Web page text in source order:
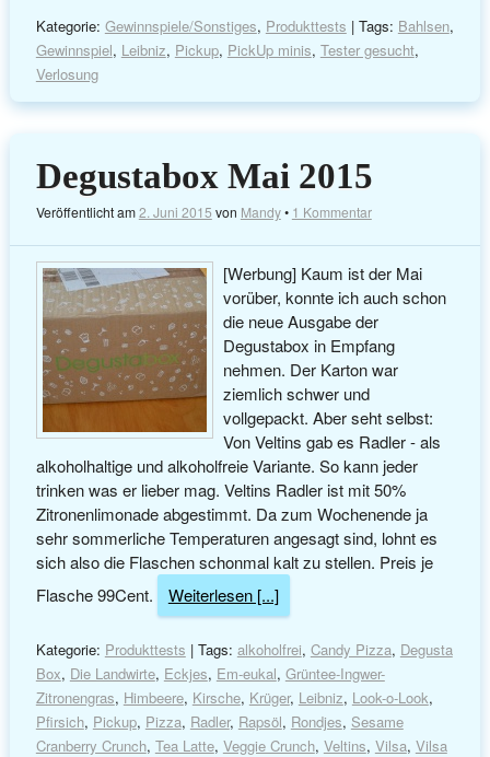
Kategorie: Gewinnspiele/Sonstiges, Produkttests | Tags: Bahlsen,
Gewinnspiel, Leibniz, Pickup, PickUp minis, Tester gesucht,
Verlosung
Degustabox Mai 2015
Veröffentlicht am2. Juni 2015 von Mandy• 1 Kommentar
[Werbung] Kaum ist der Mai
vorüber, konnte ich auch schon
die neue Ausgabe der
Degustabox in Empfang
nehmen. Der Karton war
ziemlich schwer und
vollgepackt. Aber seht selbst:
Von Veltins gab es Radler - als
alkoholhaltige und alkoholfreie Variante. So kann jeder
trinken was er lieber mag. Veltins Radler ist mit 50%
Zitronenlimonade abgestimmt. Da zum Wochenende ja
sehr sommerliche Temperaturen angesagt sind, lohnt es
sich also die Flaschen schonmal kalt zu stellen. Preis je
Flasche 99Cent.
Weiterlesen [...]
Kategorie: Produkttests | Tags: alkoholfrei, Candy Pizza, Degusta
Box, Die Landwirte, Eckjes, Em-eukal, Grüntee-Ingwer-
Zitronengras, Himbeere, Kirsche, Krüger, Leibniz, Look-o-Look,
Pfirsich, Pickup, Pizza, Radler, Rapsöl, Rondjes, Sesame
Cranberry Crunch, Tea Latte, Veggie Crunch, Veltins, Vilsa, Vilsa